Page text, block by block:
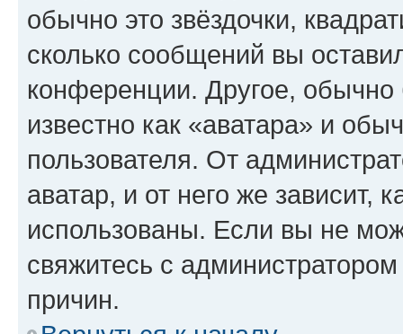
обычно это звёздочки,
сколько сообщений вы
конференции. Другое,
известно как «аватара» и
пользователя. От
аватар, и от него же зависит,
использованы. Если вы не
свяжитесь с
причин.